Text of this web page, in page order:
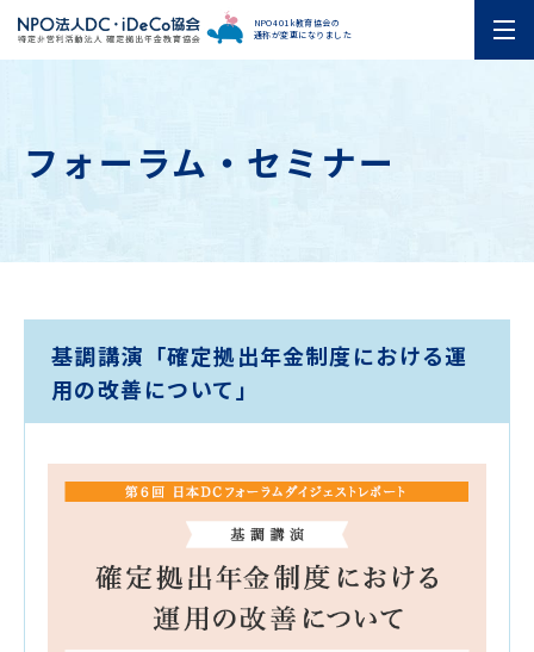
NPO401k教育協会の
通称が変更になりました
フォーラム・セミナー
基調講演「確定拠出年金制度における運
用の改善について」